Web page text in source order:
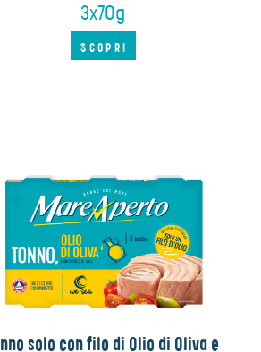
3x70g
SCOPRI
solo con filo di Olio di Oliva e